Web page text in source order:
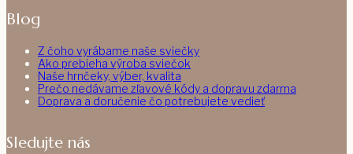
Blog
Z čoho vyrábame naše sviečky
Ako prebieha výroba sviečok
Naše hrnčeky, výber, kvalita
Prečo nedávame zľavové kódy a dopravu zdarma
Doprava a doručenie čo potrebujete vedieť
Sledujte nás